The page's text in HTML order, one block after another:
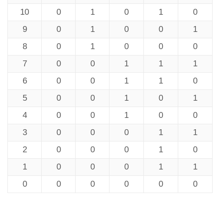
10
0 1 0 1
0
9
0 1 0 0
1
8
0 1 0 0
0
7
0 0 1 1
1
6
0 0 1 1
0
5
0 0 1 0
1
4
0 0 1 0
0
3
0 0 0 1
1
2
0 0 0 1
0
1
0 0 0 1
1
0
0 0 0 0 0